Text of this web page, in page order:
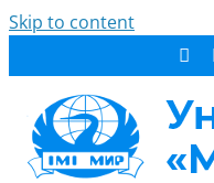
Skip to content